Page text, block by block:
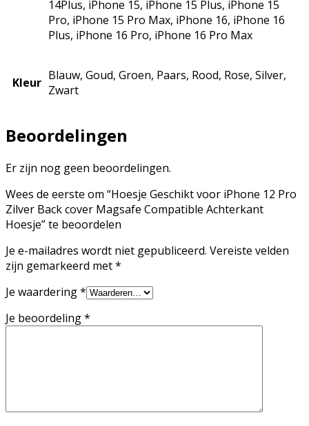
14Plus, iPhone 15, iPhone 15 Plus, iPhone 15
Pro, iPhone 15 Pro Max, iPhone 16, iPhone 16
Plus, iPhone 16 Pro, iPhone 16 Pro Max
Kleur Blauw, Goud, Groen, Paars, Rood, Rose, Silver,
Zwart
Beoordelingen
Er zijn nog geen beoordelingen.
Wees de eerste om “Hoesje Geschikt voor iPhone 12 Pro
Zilver Back cover Magsafe Compatible Achterkant
Hoesje” te beoordelen
Je e-mailadres wordt niet gepubliceerd. Vereiste velden
zijn gemarkeerd met*
Je waardering*
Je beoordeling*